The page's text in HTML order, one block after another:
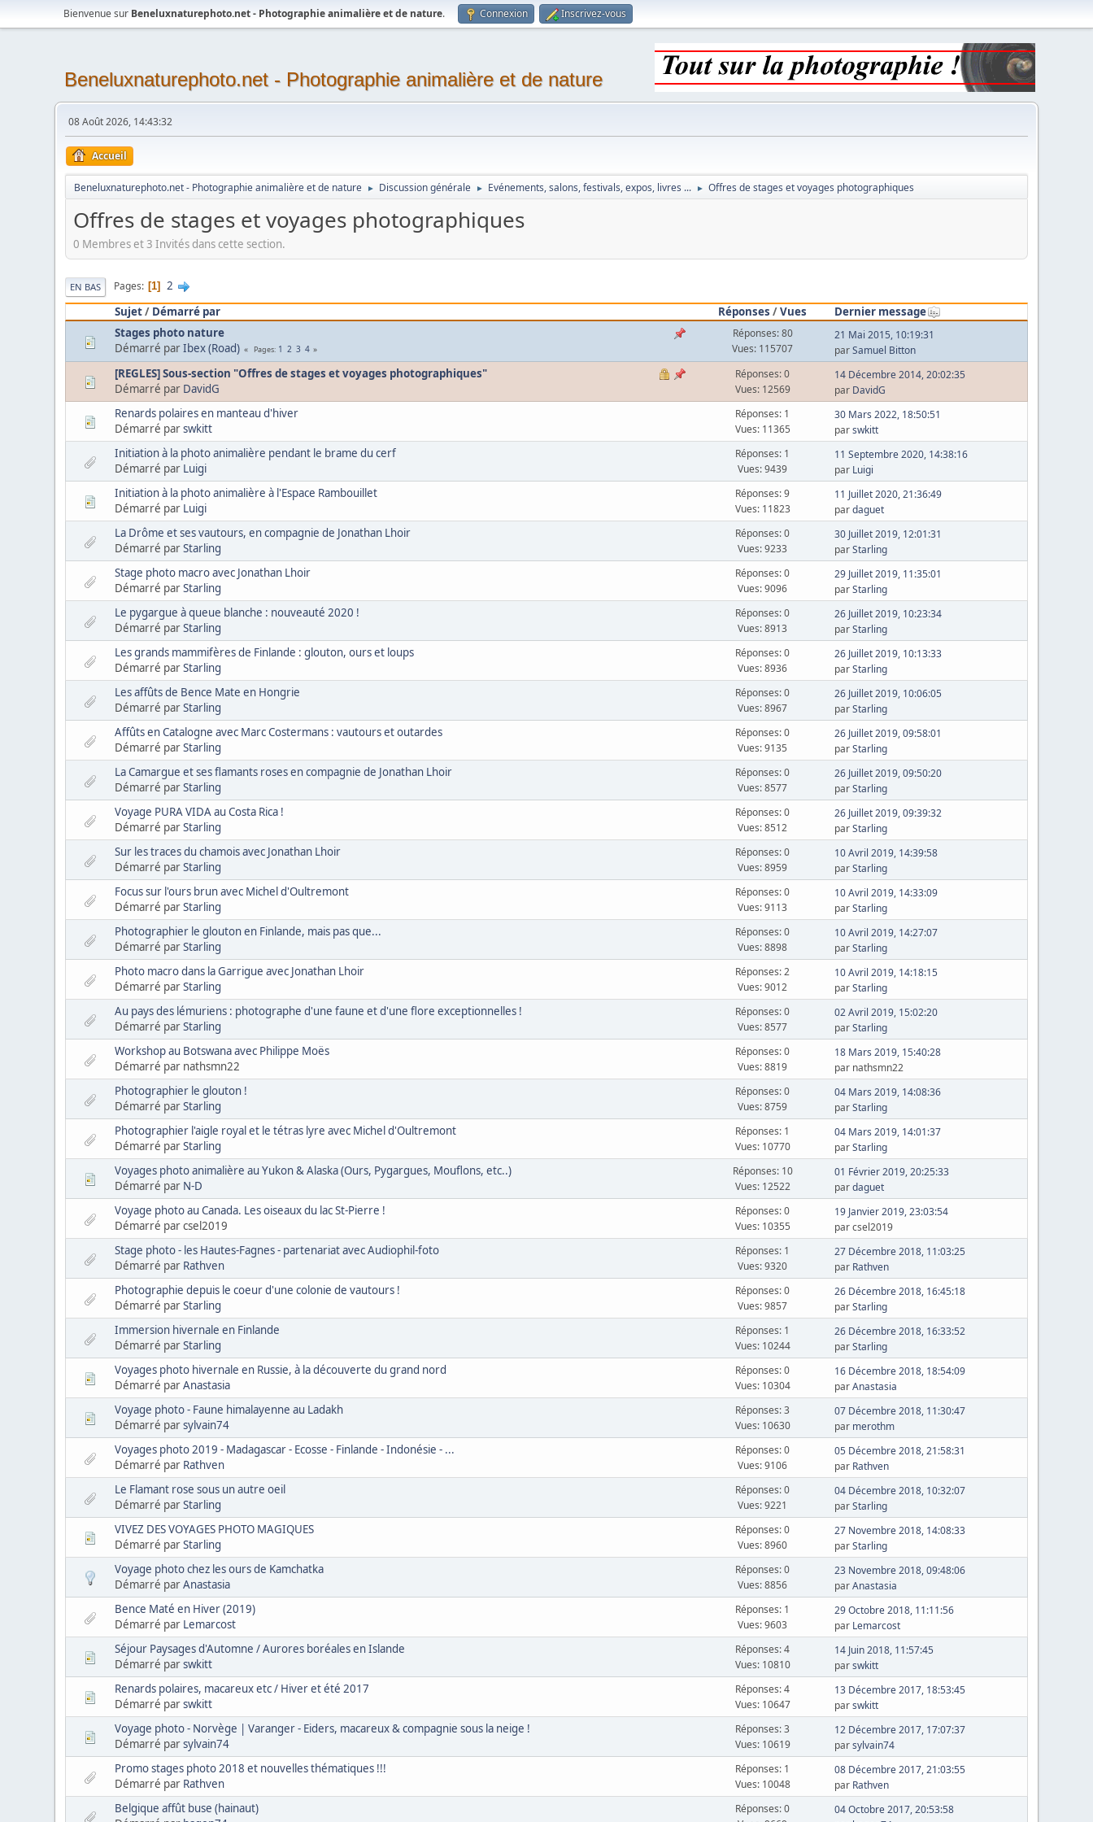
Bienvenue sur Beneluxnaturephoto.net - Photographie animalière et de nature. Connexion Inscrivez-vous
Beneluxnaturephoto.net - Photographie animalière et de nature
08 Août 2026, 14:43:32
Accueil
Beneluxnaturephoto.net - Photographie animalière et de nature ► Discussion générale ► Evénements, salons, festivals, expos, livres ... ► Offres de stages et voyages photographiques
Offres de stages et voyages photographiques
0 Membres et 3 Invités dans cette section.
EN BAS Pages 1
2
Sujet/ Démarré par Réponses /Vues
Dernier message
Stages photo nature
Démarré parIbex (Road) Pages 1 2 3 4
Réponses: 80
Vues: 115707
21 Mai 2015, 10:19:31
parSamuel Bitton
[REGLES] Sous-section "Offres de stages et voyages photographiques"
Démarré par DavidG
Réponses: 0
Vues: 12569
14 Décembre 2014, 20:02:35
par DavidG
Renards polaires en manteau d'hiver
Démarré parswkitt
Réponses: 1
Vues: 11365
30 Mars 2022, 18:50:51
parswkitt
Initiation à la photo animalière pendant le brame du cerf
Démarré par Luigi
Réponses: 1
Vues: 9439
11 Septembre 2020, 14:38:16
par Luigi
Initiation à la photo animalière à l'Espace Rambouillet
Démarré par Luigi
Réponses: 9
Vues: 11823
11 Juillet 2020, 21:36:49
pardaguet
La Drôme et ses vautours, en compagnie de Jonathan Lhoir
Démarré parStarling
Réponses: 0
Vues: 9233
30 Juillet 2019, 12:01:31
parStarling
Stage photo macro avec Jonathan Lhoir
Démarré parStarling
Réponses: 0
Vues: 9096
29 Juillet 2019, 11:35:01
parStarling
Le pygargue à queue blanche : nouveauté 2020 !
Démarré parStarling
Réponses: 0
Vues: 8913
26 Juillet 2019, 10:23:34
parStarling
Les grands mammifères de Finlande : glouton, ours et loups
Démarré parStarling
Réponses: 0
Vues: 8936
26 Juillet 2019, 10:13:33
parStarling
Les affûts de Bence Mate en Hongrie
Démarré parStarling
Réponses: 0
Vues: 8967
26 Juillet 2019, 10:06:05
parStarling
Affûts en Catalogne avec Marc Costermans : vautours et outardes
Démarré parStarling
Réponses: 0
Vues: 9135
26 Juillet 2019, 09:58:01
parStarling
La Camargue et ses flamants roses en compagnie de Jonathan Lhoir
Démarré parStarling
Réponses: 0
Vues: 8577
26 Juillet 2019, 09:50:20
parStarling
Voyage PURA VIDA au Costa Rica !
Démarré parStarling
Réponses: 0
Vues: 8512
26 Juillet 2019, 09:39:32
parStarling
Sur les traces du chamois avec Jonathan Lhoir
Démarré parStarling
Réponses: 0
Vues: 8959
10 Avril 2019, 14:39:58
parStarling
Focus sur l'ours brun avec Michel d'Oultremont
Démarré parStarling
Réponses: 0
Vues: 9113
10 Avril 2019, 14:33:09
parStarling
Photographier le glouton en Finlande, mais pas que...
Démarré parStarling
Réponses: 0
Vues: 8898
10 Avril 2019, 14:27:07
parStarling
Photo macro dans la Garrigue avec Jonathan Lhoir
Démarré parStarling
Réponses: 2
Vues: 9012
10 Avril 2019, 14:18:15
parStarling
Au pays des lémuriens : photographe d'une faune et d'une flore exceptionnelles !
Démarré parStarling
Réponses: 0
Vues: 8577
02 Avril 2019, 15:02:20
parStarling
Workshop au Botswana avec Philippe Moës
Démarré par nathsmn22
Réponses: 0
Vues: 8819
18 Mars 2019, 15:40:28
par nathsmn22
Photographier le glouton !
Démarré parStarling
Réponses: 0
Vues: 8759
04 Mars 2019, 14:08:36
parStarling
Photographier l'aigle royal et le tétras lyre avec Michel d'Oultremont
Démarré parStarling
Réponses: 1
Vues: 10770
04 Mars 2019, 14:01:37
parStarling
Voyages photo animalière au Yukon & Alaska (Ours, Pygargues, Mouflons, etc..)
Démarré par N-D
Réponses: 10
Vues: 12522
01 Février 2019, 20:25:33
pardaguet
Voyage photo au Canada. Les oiseaux du lac St-Pierre !
Démarré par csel2019
Réponses: 0
Vues: 10355
19 Janvier 2019, 23:03:54
par csel2019
Stage photo - les Hautes-Fagnes - partenariat avec Audiophil-foto
Démarré par Rathven
Réponses: 1
Vues: 9320
27 Décembre 2018, 11:03:25
par Rathven
Photographie depuis le coeur d'une colonie de vautours !
Démarré parStarling
Réponses: 0
Vues: 9857
26 Décembre 2018, 16:45:18
parStarling
Immersion hivernale en Finlande
Démarré parStarling
Réponses: 1
Vues: 10244
26 Décembre 2018, 16:33:52
parStarling
Voyages photo hivernale en Russie, à la découverte du grand nord
Démarré parAnastasia
Réponses: 0
Vues: 10304
16 Décembre 2018, 18:54:09
parAnastasia
Voyage photo - Faune himalayenne au Ladakh
Démarré parsylvain74
Réponses: 3
Vues: 10630
07 Décembre 2018, 11:30:47
par merothm
Voyages photo 2019 - Madagascar - Ecosse - Finlande - Indonésie - ...
Démarré par Rathven
Réponses: 0
Vues: 9106
05 Décembre 2018, 21:58:31
par Rathven
Le Flamant rose sous un autre oeil
Démarré parStarling
Réponses: 0
Vues: 9221
04 Décembre 2018, 10:32:07
parStarling
VIVEZ DES VOYAGES PHOTO MAGIQUES
Démarré parStarling
Réponses: 0
Vues: 8960
27 Novembre 2018, 14:08:33
parStarling
Voyage photo chez les ours de Kamchatka
Démarré parAnastasia
Réponses: 0
Vues: 8856
23 Novembre 2018, 09:48:06
parAnastasia
Bence Maté en Hiver (2019)
Démarré par Lemarcost
Réponses: 1
Vues: 9603
29 Octobre 2018, 11:11:56
par Lemarcost
Séjour Paysages d'Automne / Aurores boréales en Islande
Démarré parswkitt
Réponses: 4
Vues: 10810
14 Juin 2018, 11:57:45
parswkitt
Renards polaires, macareux etc / Hiver et été 2017
Démarré parswkitt
Réponses: 4
Vues: 10647
13 Décembre 2017, 18:53:45
parswkitt
Voyage photo - Norvège | Varanger - Eiders, macareux & compagnie sous la neige !
Démarré parsylvain74
Réponses: 3
Vues: 10619
12 Décembre 2017, 17:07:37
parsylvain74
Promo stages photo 2018 et nouvelles thématiques !!!
Démarré par Rathven
Réponses: 1
Vues: 10048
08 Décembre 2017, 21:03:55
par Rathven
Belgique affût buse (hainaut)
Réponses: 0
04 Octobre 2017, 20:53:58